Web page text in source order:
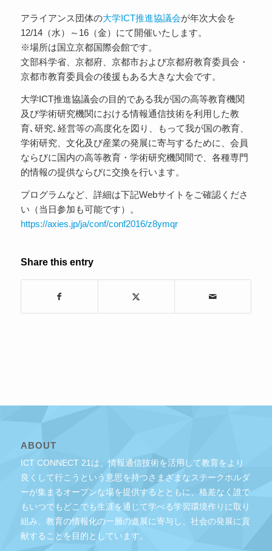
アライアンス団体の大学ICT推進協議会が年次大会を
12/14（水）～16（金）にて開催いたします。
※場所は国立京都国際会館です。
文部科学省、京都府、京都市および京都府教育委員会・
京都市教育委員会の後援もある大きな大会です。
大学ICT推進協議会の目的である我が国の高等教育機関
及び学術研究機関における情報通信技術を利用した教
育､研究､経営等の高度化を図り、もって我が国の教育、
学術研究、文化及び産業の発展に寄与するために、会員
ならびに国内の高等教育・学術研究機関間で、各種専門
的情報の提供ならびに交換を行います。
プログラムなど、詳細は下記Webサイトをご確認くださ
い（当日参加も可能です）。
https://axies.jp/ja/conf/conf2016/z8ymqr
Share this entry
ABOUT
ICT CONNECT 21は、情報通信技術を活用して教育をより
良くして行こうという意思を持つさまざまなステークホルダ
ーが集まるオープンな場を提供するとともに、格差なく誰で
もいつでもどこでも生涯を通じて学べる学習環境作りに取り
組み、教育の情報化の一層の進展に寄与し、社会の発展に貢
献することを目的としています。